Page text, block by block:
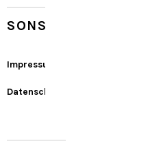
SONSTIGES
Impressum
Datenschutz